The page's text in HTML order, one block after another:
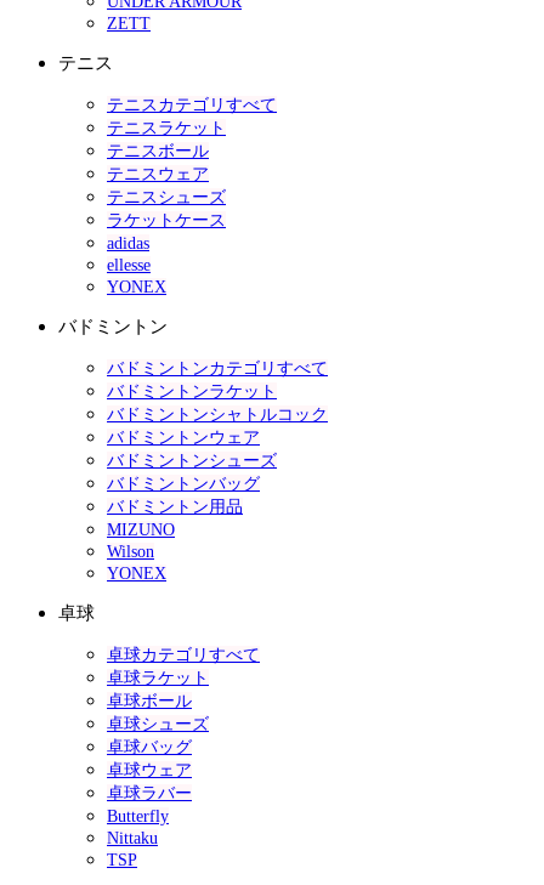
ZETT
テニス
テニスカテゴリすべて
テニスラケット
テニスボール
テニスウェア
テニスシューズ
ラケットケース
adidas
ellesse
YONEX
バドミントン
バドミントンカテゴリすべて
バドミントンラケット
バドミントンシャトルコック
バドミントンウェア
バドミントンシューズ
バドミントンバッグ
バドミントン用品
MIZUNO
Wilson
YONEX
卓球
卓球カテゴリすべて
卓球ラケット
卓球ボール
卓球シューズ
卓球バッグ
卓球ウェア
卓球ラバー
Butterfly
Nittaku
TSP